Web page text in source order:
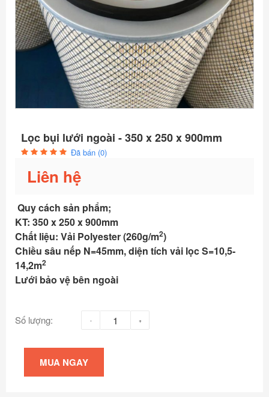
Lọc bụi lưới ngoài - 350 x 250 x 900mm
Đã bán (0)
Liên hệ
Quy cách sản phẩm;
KT: 350 x 250 x 900mm
Chất liệu: Vải Polyester (260g/m2)
Chiều sâu nếp N=45mm, diện tích vải lọc S=10,5-
14,2m2
Lưới bảo vệ bên ngoài
Số lượng:
MUA NGAY